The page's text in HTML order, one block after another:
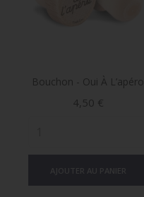
Bouchon - Oui À L’apéro
Prix
4,50 €